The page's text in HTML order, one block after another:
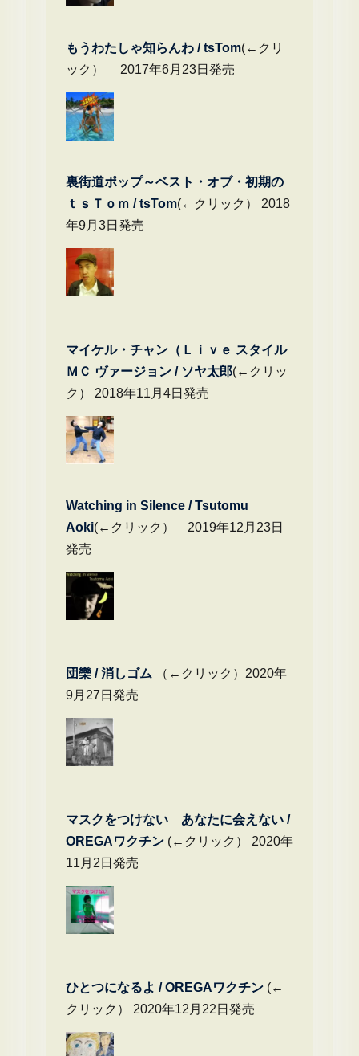
もうわたしゃ知らんわ / tsTom(←クリ
ック） 2017年6月23日発売
裏街道ポップ～ベスト・オブ・初期の
ｔｓＴｏｍ / tsTom(←クリック） 2018
年9月3日発売
マイケル・チャン（Ｌｉｖｅ スタイル
ＭＣ ヴァージョン / ソヤ太郎(←クリッ
ク） 2018年11月4日発売
Watching in Silence / Tsutomu
Aoki(←クリック） 2019年12月23日
発売
団欒 / 消しゴム （←クリック）2020年
9月27日発売
マスクをつけない あなたに会えない /
OREGAワクチン(←クリック） 2020年
11月2日発売
ひとつになるよ / OREGAワクチン(←
クリック） 2020年12月22日発売